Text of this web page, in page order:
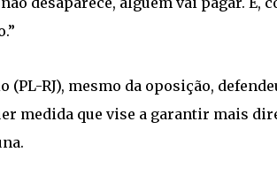
(PL-RJ), mesmo da oposição,
medida que vise a garantir mais